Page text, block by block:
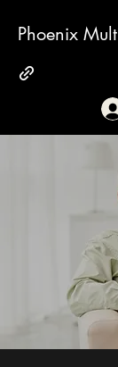
Phoenix